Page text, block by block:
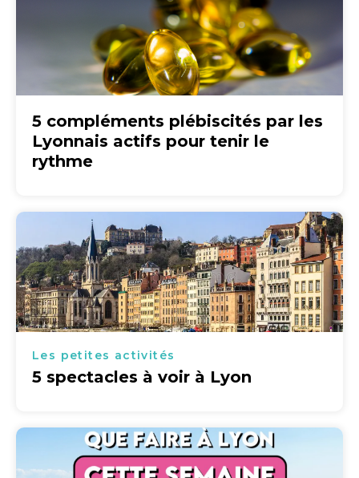
5 compléments plébiscités par les
Lyonnais actifs pour tenir le
rythme
Les petites activités
5 spectacles à voir à Lyon